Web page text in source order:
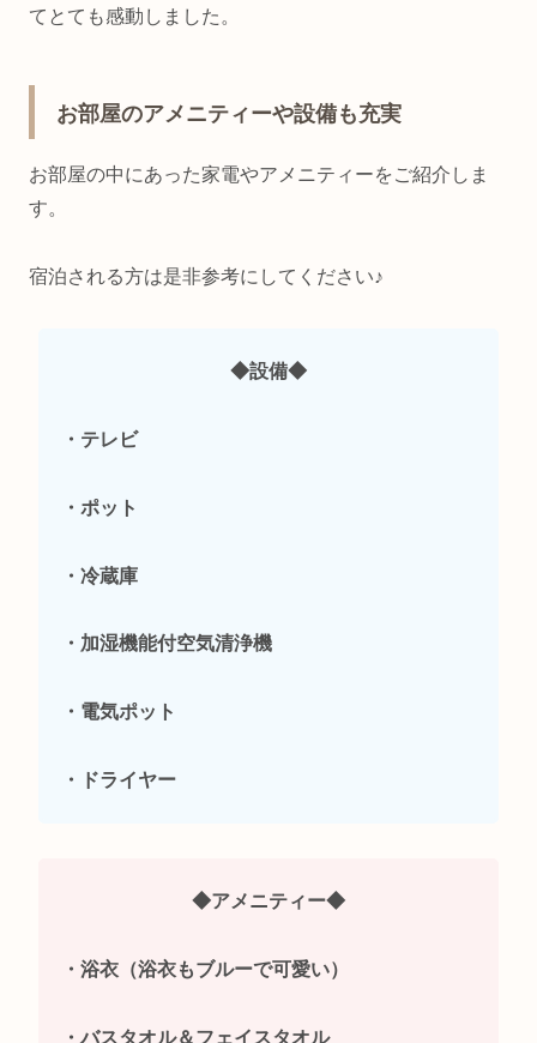
てとても感動しました。
お部屋のアメニティーや設備も充実
お部屋の中にあった家電やアメニティーをご紹介しま
す。
宿泊される方は是非参考にしてください♪
◆設備◆
・テレビ
・ポット
・冷蔵庫
・加湿機能付空気清浄機
・電気ポット
・ドライヤー
◆アメニティー◆
・浴衣（浴衣もブルーで可愛い）
・バスタオル＆フェイスタオル